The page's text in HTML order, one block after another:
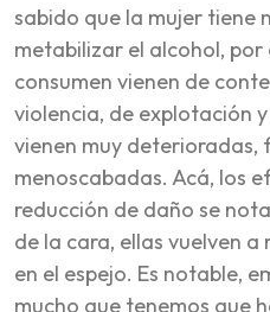
sabido que la mujer tiene
metabilizar el alcohol, por
consumen vienen de
violencia, de explotación
vienen muy deterioradas,
menoscabadas. Acá, los
reducción de daño se
de la cara, ellas vuelven a
en el espejo. Es notable,
mucho que tenemos que